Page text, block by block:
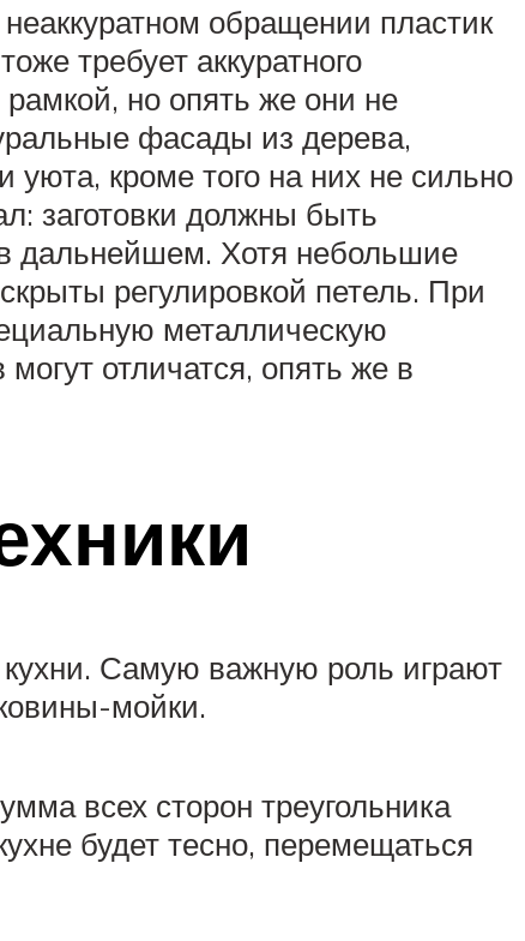
обращении пластик
требует аккуратного
но опять же они не
фасады из дерева,
кроме того на них не сильно
заготовки должны быть
дальнейшем. Хотя небольшие
регулировкой петель. При
металлическую
отличатся, опять же в
Самую важную роль играют
мойки.
всех сторон треугольника
будет тесно, перемещаться